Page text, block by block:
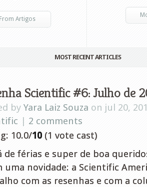
Artigos
MOST RECENT ARTICLES
Scientific #6: Julho de
by Yara Laiz Souza on jul 20,
| 2 comments
10.0/10 (1 vote cast)
de férias e super de boa
uma novidade: a Scientific
com as resenhas e com a